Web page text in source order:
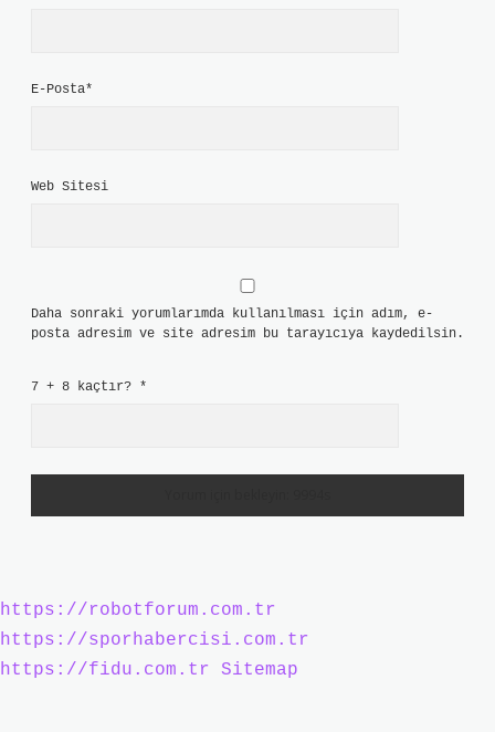
E-Posta*
Web Sitesi
Daha sonraki yorumlarımda kullanılması için adım, e-
posta adresim ve site adresim bu tarayıcıya kaydedilsin.
7 + 8 kaçtır? *
https://robotforum.com.tr
https://sporhabercisi.com.tr
https://fidu.com.tr
Sitemap